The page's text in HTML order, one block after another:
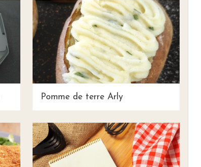
Pomme de terre Arly